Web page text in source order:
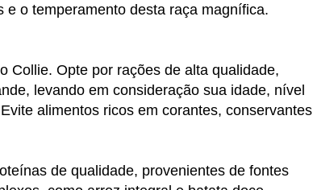
o temperamento desta raça magnífica.
Collie. Opte por rações de alta qualidade,
levando em consideração sua idade, nível
alimentos ricos em corantes, conservantes
de qualidade, provenientes de fontes